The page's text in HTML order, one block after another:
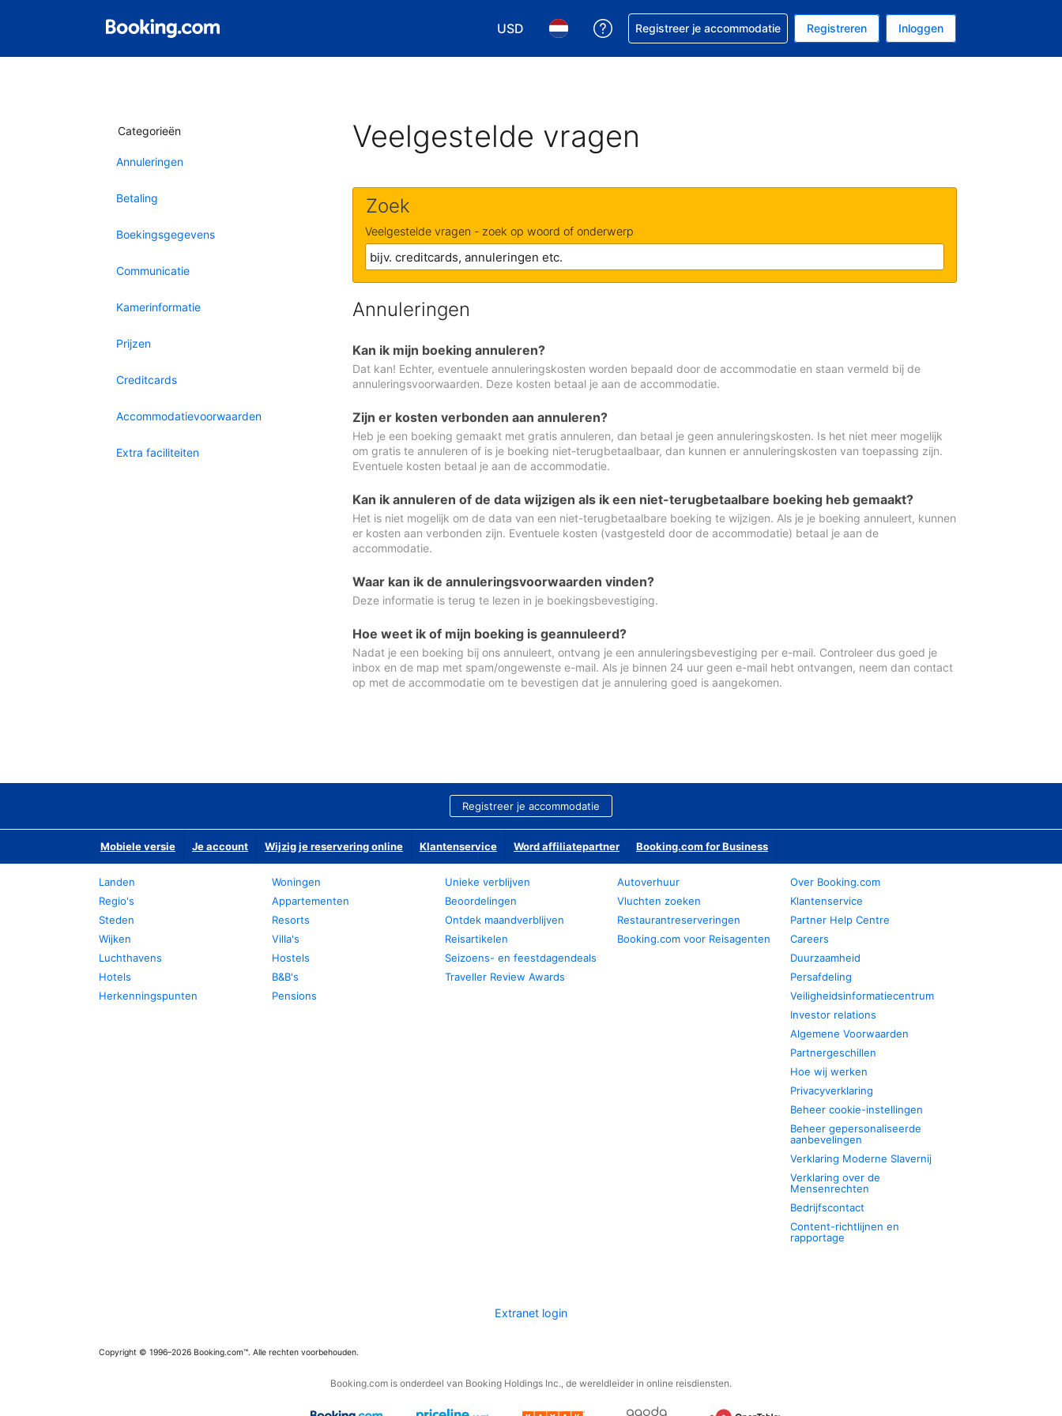
USD
Kies je valuta. Je huidige valuta is Amerikaanse dollar
Kies je taal. Je huidige taal is Nederlands
Krijg hulp bij je reservering
Registreer je accommodatie Registreren Inloggen
Categorieën
Annuleringen
Betaling
Boekingsgegevens
Communicatie
Kamerinformatie
Prijzen
Creditcards
Accommodatievoorwaarden
Extra faciliteiten
Veelgestelde vragen
Zoek
Veelgestelde vragen - zoek op woord of onderwerp
Annuleringen
Kan ik mijn boeking annuleren?
Dat kan! Echter, eventuele annuleringskosten worden bepaald door de accommodatie en staan vermeld bij de
annuleringsvoorwaarden. Deze kosten betaal je aan de accommodatie.
Zijn er kosten verbonden aan annuleren?
Heb je een boeking gemaakt met gratis annuleren, dan betaal je geen annuleringskosten. Is het niet meer mogelijk
om gratis te annuleren of is je boeking niet-terugbetaalbaar, dan kunnen er annuleringskosten van toepassing zijn.
Eventuele kosten betaal je aan de accommodatie.
Kan ik annuleren of de data wijzigen als ik een niet-terugbetaalbare boeking heb gemaakt?
Het is niet mogelijk om de data van een niet-terugbetaalbare boeking te wijzigen. Als je je boeking annuleert, kunnen
er kosten aan verbonden zijn. Eventuele kosten (vastgesteld door de accommodatie) betaal je aan de
accommodatie.
Waar kan ik de annuleringsvoorwaarden vinden?
Deze informatie is terug te lezen in je boekingsbevestiging.
Hoe weet ik of mijn boeking is geannuleerd?
Nadat je een boeking bij ons annuleert, ontvang je een annuleringsbevestiging per e-mail. Controleer dus goed je
inbox en de map met spam/ongewenste e-mail. Als je binnen 24 uur geen e-mail hebt ontvangen, neem dan contact
op met de accommodatie om te bevestigen dat je annulering goed is aangekomen.
Registreer je accommodatie
Mobiele versie Je account Wijzig je reservering online Klantenservice Word affiliatepartner Booking.com for Business
Landen
Regio's
Steden
Wijken
Luchthavens
Hotels
Herkenningspunten
Woningen
Appartementen
Resorts
Villa's
Hostels
B&B's
Pensions
Unieke verblijven
Beoordelingen
Ontdek maandverblijven
Reisartikelen
Seizoens- en feestdagendeals
Traveller Review Awards
Autoverhuur
Vluchten zoeken
Restaurantreserveringen
Booking.com voor Reisagenten
Over Booking.com
Klantenservice
Partner Help Centre
Careers
Duurzaamheid
Persafdeling
Veiligheidsinformatiecentrum
Investor relations
Algemene Voorwaarden
Partnergeschillen
Hoe wij werken
Privacyverklaring
Beheer cookie-instellingen
Beheer gepersonaliseerde
aanbevelingen
Verklaring Moderne Slavernij
Verklaring over de
Mensenrechten
Bedrijfscontact
Content-richtlijnen en
rapportage
Extranet login
Copyright © 1996–2026 Booking.com™. Alle rechten voorbehouden.
Booking.com is onderdeel van Booking Holdings Inc., de wereldleider in online reisdiensten.